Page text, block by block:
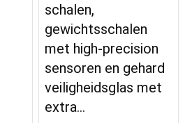
schalen,
gewichtsschalen
met high-precision
sensoren en gehard
veiligheidsglas met
extra…